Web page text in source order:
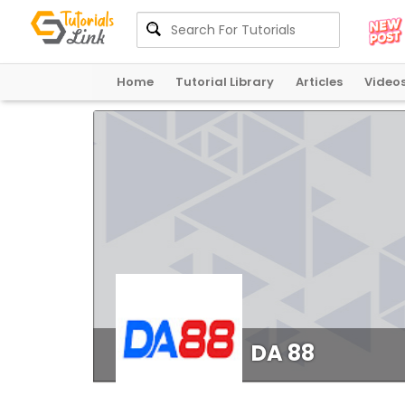
Home Tutorial Library Articles
DA 88